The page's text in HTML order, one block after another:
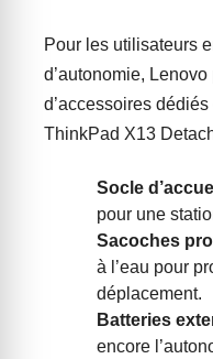
Pour les utilisateurs
d’autonomie,
d’accessoires
ThinkPad X13
Socle
pour une
Sacoches
à l’eau pour
déplacement.
Batteries
encore